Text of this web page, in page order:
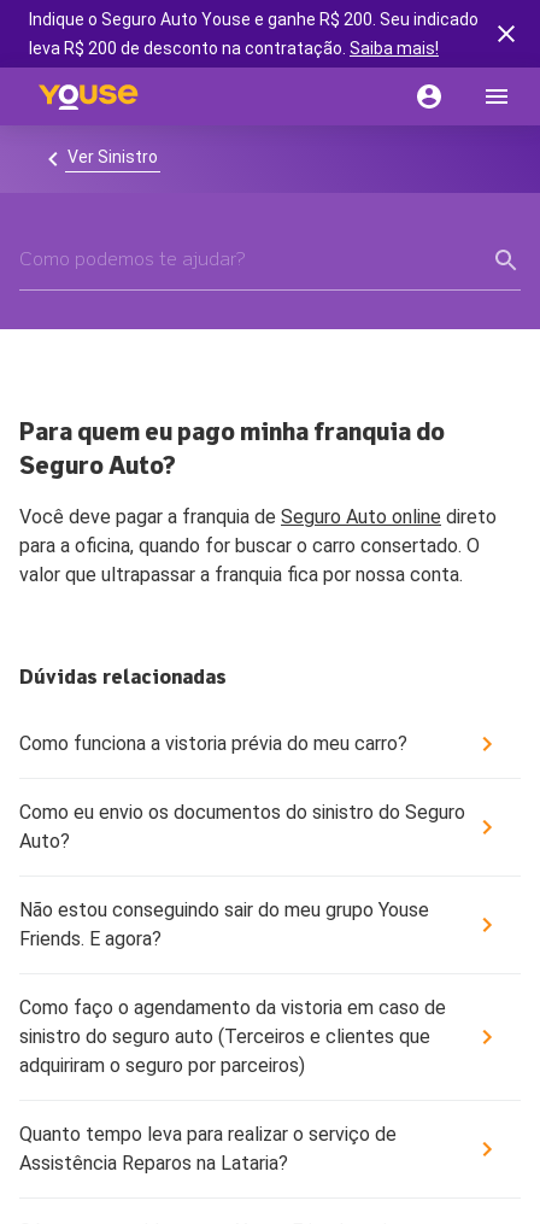
Indique o Seguro Auto Youse e ganhe R$ 200. Seu indicado
leva R$ 200 de desconto na contratação. Saiba mais!
Ver Sinistro
Para quem eu pago minha franquia do
Seguro Auto?
Você deve pagar a franquia de Seguro Auto online direto
para a oficina, quando for buscar o carro consertado. O
valor que ultrapassar a franquia fica por nossa conta.
Dúvidas relacionadas
Como funciona a vistoria prévia do meu carro?
Como eu envio os documentos do sinistro do Seguro
Auto?
Não estou conseguindo sair do meu grupo Youse
Friends. E agora?
Como faço o agendamento da vistoria em caso de
sinistro do seguro auto (Terceiros e clientes que
adquiriram o seguro por parceiros)
Quanto tempo leva para realizar o serviço de
Assistência Reparos na Lataria?